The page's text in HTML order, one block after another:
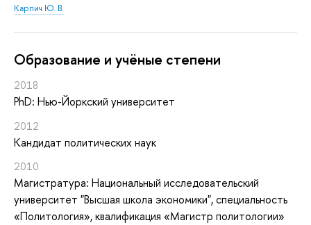
Карпич Ю. В.
Oбразование и учёные степени
2018
PhD: Нью-Йоркский университет
2012
Кандидат политических наук
2010
Магистратура: Национальный исследовательский
университет "Высшая школа экономики", специальность
«Политология», квалификация «Магистр политологии»